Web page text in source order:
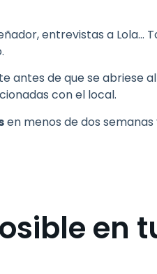
entrevistas a Lola…
antes de que se abriese
con el local.
en menos de dos
en